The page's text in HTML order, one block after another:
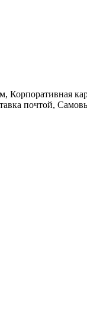
Корпоративная
почтой,